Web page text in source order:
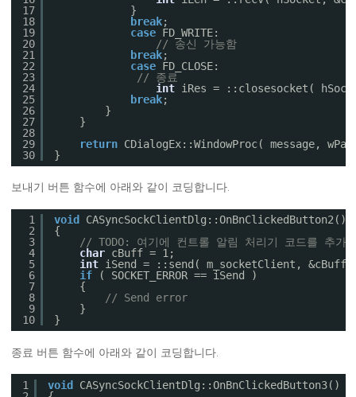
17
18
19
20
21
22
23
24
25
26
27
28
29
30
}
break;
case
FD_WRITE:
// 송신 가능함
break;
case
FD_CLOSE:
// 종료
int
iRes = ::closesocket(
break;
}
}
return
CDialogEx::WindowProc( message,
}
보내기 버튼 함수에 아래와 같이 코딩합니다.
1
2
3
4
5
6
7
8
9
10
void
CASyncSockClientDlg::OnBnClickedButton2()
{
// TODO: 여기에 컨트롤 알림 처리기 코드를 추가
char
cBuff = 1;
int
iSend = ::send( m_socketClient,
if
( SOCKET_ERROR == iSend )
{
// Send error
}
}
종료 버튼 함수에 아래와 같이 코딩합니다.
1
void
CASyncSockClientDlg::OnBnClickedButton3()